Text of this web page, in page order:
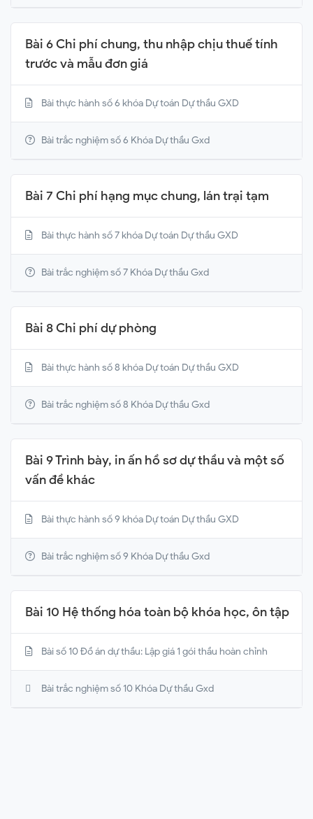
Bài 6 Chi phí chung, thu nhập chịu thuế tính
trước và mẫu đơn giá
Bài thực hành số 6 khóa Dự toán Dự thầu GXD
Bài trắc nghiệm số 6 Khóa Dự thầu Gxd
Bài 7 Chi phí hạng mục chung, lán trại tạm
Bài thực hành số 7 khóa Dự toán Dự thầu GXD
Bài trắc nghiệm số 7 Khóa Dự thầu Gxd
Bài 8 Chi phí dự phòng
Bài thực hành số 8 khóa Dự toán Dự thầu GXD
Bài trắc nghiệm số 8 Khóa Dự thầu Gxd
Bài 9 Trình bày, in ấn hồ sơ dự thầu và một số
vấn đề khác
Bài thực hành số 9 khóa Dự toán Dự thầu GXD
Bài trắc nghiệm số 9 Khóa Dự thầu Gxd
Bài 10 Hệ thống hóa toàn bộ khóa học, ôn tập
Bài số 10 Đồ án dự thầu: Lập giá 1 gói thầu hoàn chỉnh
Bài trắc nghiệm số 10 Khóa Dự thầu Gxd